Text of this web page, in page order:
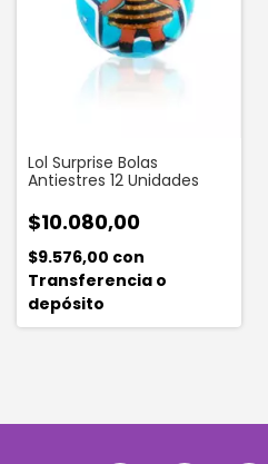
Lol Surprise Bolas
Antiestres 12 Unidades
$10.080,00
$9.576,00 con
Transferencia o
depósito